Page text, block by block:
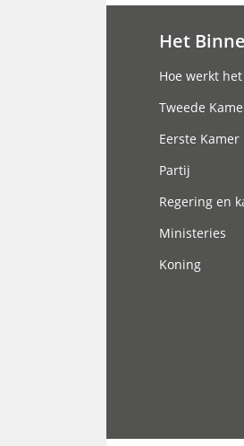
Het
Hoe werkt het
Tweede
Eerste Kamer
Partij
Regering en
Ministeries
Koning